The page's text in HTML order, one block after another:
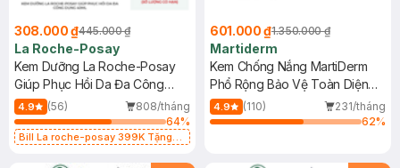
308.000 ₫445.000 ₫
La Roche-Posay
Kem Dưỡng La Roche-Posay
Giúp Phục Hồi Da Đa Công
Dụng 40ml
4.9 (56)
808/tháng
64%
Bill La roche-posay 399K Tặng
(SL có hạn)
601.000 ₫1.350.000 ₫
Martiderm
Kem Chống Nắng MartiDerm
Phổ Rộng Bảo Vệ Toàn Diện
40ml
4.9 (110)
231/tháng
62%